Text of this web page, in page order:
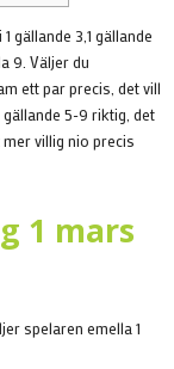
gällande 3,1 gällande
9. Väljer du
ett par precis, det vill
5-9 riktig, det
villig nio precis
1 mars
spelaren emella 1